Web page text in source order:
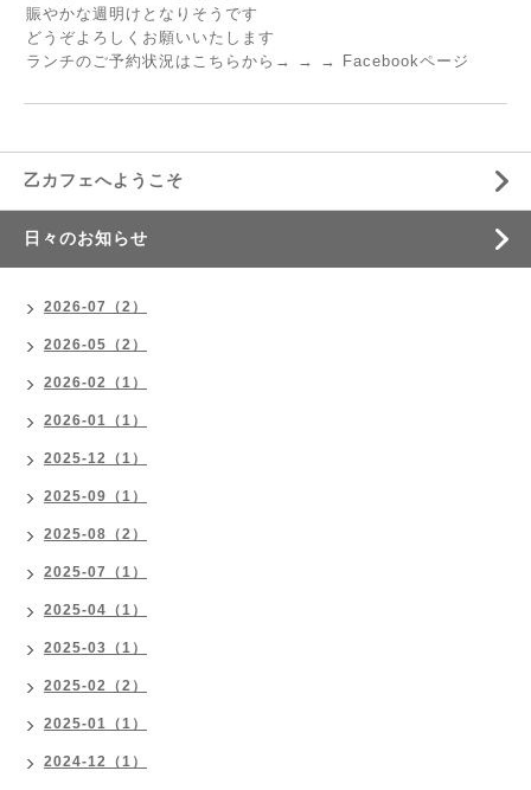
賑やかな週明けとなりそうです
どうぞよろしくお願いいたします
ランチのご予約状況はこちらから → → → Facebookページ
乙カフェへようこそ
日々のお知らせ
2026-07（2）
2026-05（2）
2026-02（1）
2026-01（1）
2025-12（1）
2025-09（1）
2025-08（2）
2025-07（1）
2025-04（1）
2025-03（1）
2025-02（2）
2025-01（1）
2024-12（1）